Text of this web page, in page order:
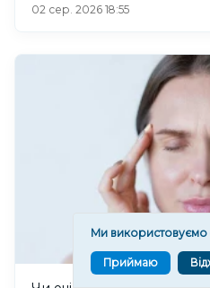
02 сер. 2026 18:55
Ми використовуємо
Приймаю